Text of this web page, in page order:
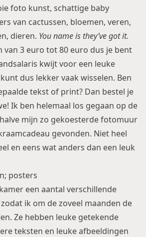
foto kunst, schattige baby
van cactussen, bloemen, veren,
dieren. You name is they’ve got it.
van 3 euro tot 80 euro dus je bent
kwijt voor een leuke
dus lekker vaak wisselen. Ben
tekst of print? Dan bestel je
Ik ben helemaal los gegaan op de
mijn zo gekoesterde fotomuur
gevonden. Niet heel
en eens wat anders dan een leuk
een aantal verschillende
ik om de zoveel maanden de
Ze hebben leuke getekende
teksten en leuke afbeeldingen